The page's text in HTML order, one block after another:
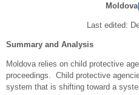
Moldova
Last edited:
Summary and Analysis
Moldova relies on child protective
proceedings. Child protective
system that is shifting toward a